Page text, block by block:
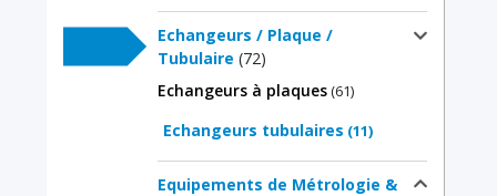
Echangeurs / Plaque /
Tubulaire (72)
Echangeurs à plaques(61)
Echangeurs tubulaires (11)
Equipements de Métrologie &